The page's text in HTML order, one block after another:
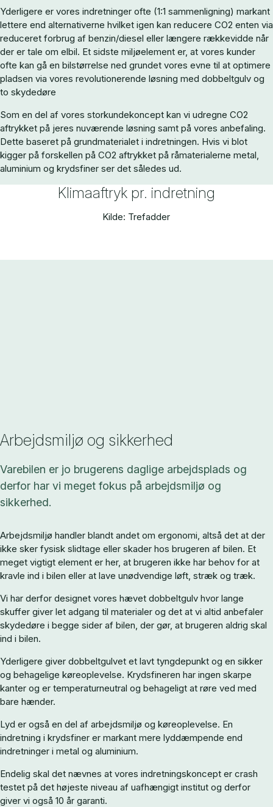
Yderligere er vores indretninger ofte (1:1 sammenligning) markant
lettere end alternativerne hvilket igen kan reducere CO2 enten via
reduceret forbrug af benzin/diesel eller længere rækkevidde når
der er tale om elbil. Et sidste miljøelement er, at vores kunder
ofte kan gå en bilstørrelse ned grundet vores evne til at optimere
pladsen via vores revolutionerende løsning med dobbeltgulv og
to skydedøre
Som en del af vores storkundekoncept kan vi udregne CO2
aftrykket på jeres nuværende løsning samt på vores anbefaling.
Dette baseret på grundmaterialet i indretningen. Hvis vi blot
kigger på forskellen på CO2 aftrykket på råmaterialerne metal,
aluminium og krydsfiner ser det således ud.
Klimaaftryk pr. indretning
Kilde: Trefadder
Arbejdsmiljø og sikkerhed
Varebilen er jo brugerens daglige arbejdsplads og
derfor har vi meget fokus på arbejdsmiljø og
sikkerhed.
Arbejdsmiljø handler blandt andet om ergonomi, altså det at der
ikke sker fysisk slidtage eller skader hos brugeren af bilen. Et
meget vigtigt element er her, at brugeren ikke har behov for at
kravle ind i bilen eller at lave unødvendige løft, stræk og træk.
Vi har derfor designet vores hævet dobbeltgulv hvor lange
skuffer giver let adgang til materialer og det at vi altid anbefaler
skydedøre i begge sider af bilen, der gør, at brugeren aldrig skal
ind i bilen.
Yderligere giver dobbeltgulvet et lavt tyngdepunkt og en sikker
og behagelige køreoplevelse. Krydsfineren har ingen skarpe
kanter og er temperaturneutral og behageligt at røre ved med
bare hænder.
Lyd er også en del af arbejdsmiljø og køreoplevelse. En
indretning i krydsfiner er markant mere lyddæmpende end
indretninger i metal og aluminium.
Endelig skal det nævnes at vores indretningskoncept er crash
testet på det højeste niveau af uafhængigt institut og derfor
giver vi også 10 år garanti.